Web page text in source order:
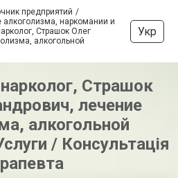
предприятий
алкоголизма, наркомании и
Страшок Олег
алкогольной
Укр
Страшок
лечение
алкогольной
/ Консультація